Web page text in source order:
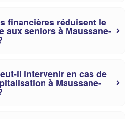
financières réduisent le
aux seniors à Maussane-
il intervenir en cas de
à Maussane-